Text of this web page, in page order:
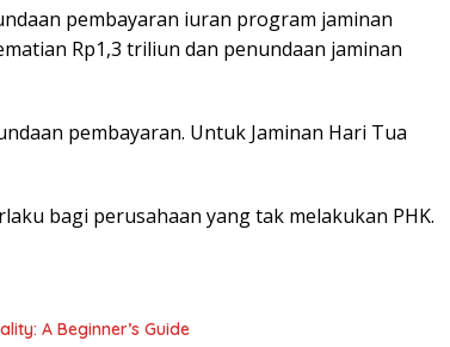
pembayaran iuran program jaminan
Rp1,3 triliun dan penundaan jaminan
pembayaran. Untuk Jaminan Hari Tua
bagi perusahaan yang tak melakukan PHK.
A Beginner’s Guide